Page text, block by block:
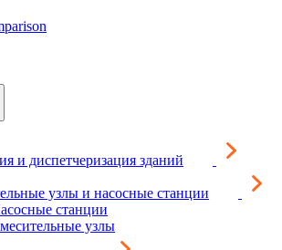
и диспетчеризация зданий
узлы и насосные станции
станции
узлы